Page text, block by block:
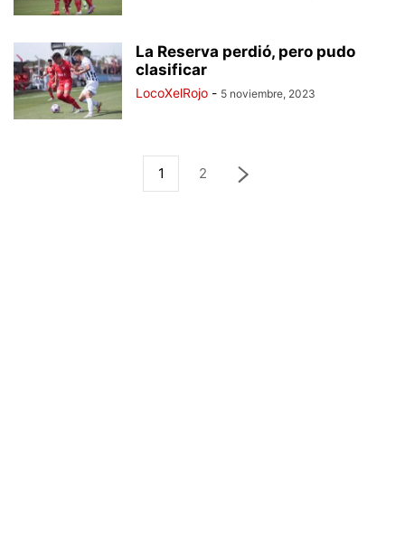
La Reserva perdió, pero pudo
clasificar
LocoXelRojo - 5 noviembre, 2023
1 2